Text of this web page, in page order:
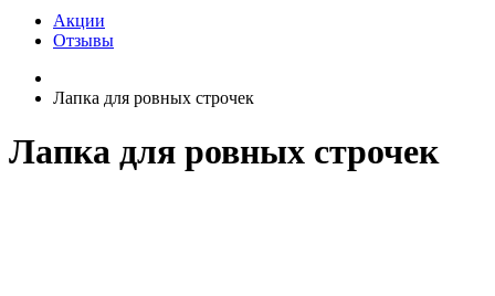
Акции
Отзывы
Лапка для ровных строчек
Лапка для ровных строчек